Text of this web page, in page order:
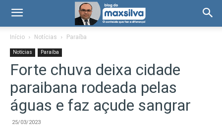
Início Notícias Paraíba
Notícias Paraíba
Forte chuva deixa cidade
paraibana rodeada pelas
águas e faz açude sangrar
25/03/2023